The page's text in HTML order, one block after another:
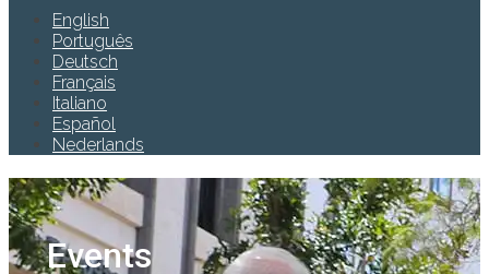
English
Português
Deutsch
Français
Italiano
Español
Nederlands
Events